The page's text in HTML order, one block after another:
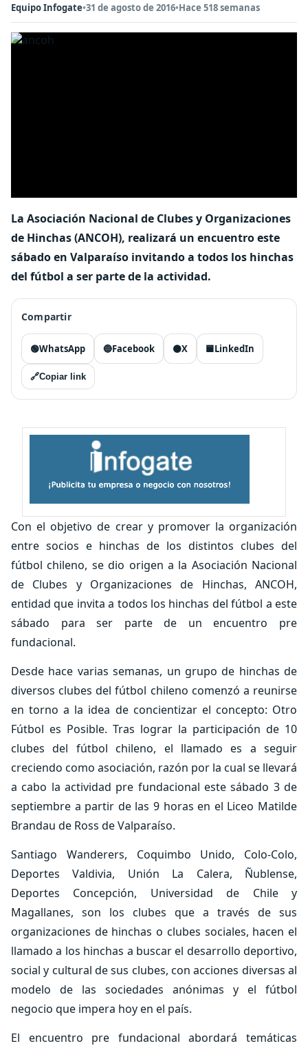
Equipo Infogate•31 de agosto de 2016•Hace 518 semanas
La Asociación Nacional de Clubes y Organizaciones
de Hinchas (ANCOH), realizará un encuentro este
sábado en Valparaíso invitando a todos los hinchas
del fútbol a ser parte de la actividad.
Compartir
🟢WhatsApp 🔵Facebook ⚫X 🟦LinkedIn
🔗Copiar link
Con el objetivo de crear y promover la organización
entre socios e hinchas de los distintos clubes del
fútbol chileno, se dio origen a la Asociación Nacional
de Clubes y Organizaciones de Hinchas, ANCOH,
entidad que invita a todos los hinchas del fútbol a este
sábado para ser parte de un encuentro pre
fundacional.
Desde hace varias semanas, un grupo de hinchas de
diversos clubes del fútbol chileno comenzó a reunirse
en torno a la idea de concientizar el concepto: Otro
Fútbol es Posible. Tras lograr la participación de 10
clubes del fútbol chileno, el llamado es a seguir
creciendo como asociación, razón por la cual se llevará
a cabo la actividad pre fundacional este sábado 3 de
septiembre a partir de las 9 horas en el Liceo Matilde
Brandau de Ross de Valparaíso.
Santiago Wanderers, Coquimbo Unido, Colo-Colo,
Deportes Valdivia, Unión La Calera, Ñublense,
Deportes Concepción, Universidad de Chile y
Magallanes, son los clubes que a través de sus
organizaciones de hinchas o clubes sociales, hacen el
llamado a los hinchas a buscar el desarrollo deportivo,
social y cultural de sus clubes, con acciones diversas al
modelo de las sociedades anónimas y el fútbol
negocio que impera hoy en el país.
El encuentro pre fundacional abordará temáticas